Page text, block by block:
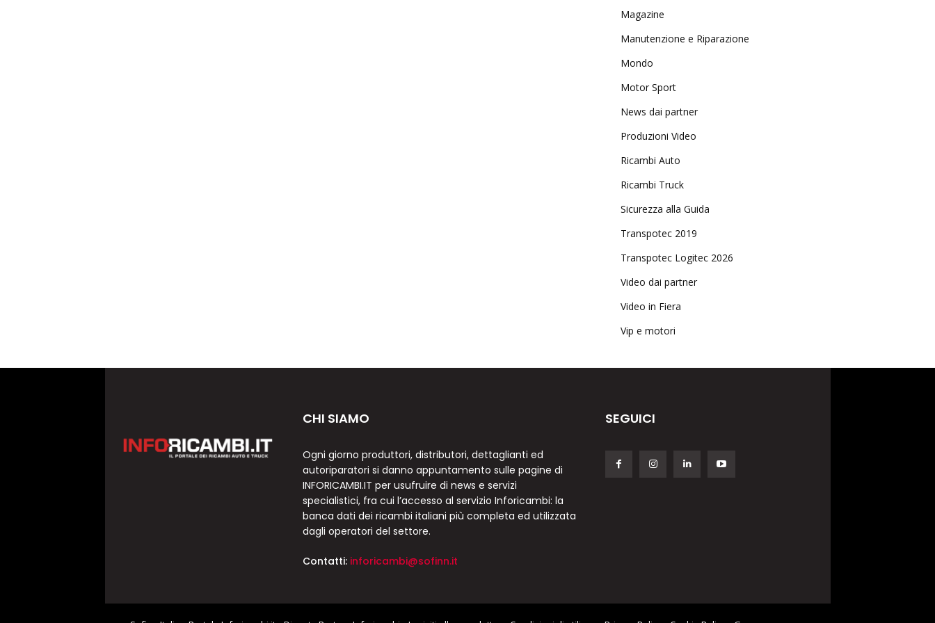
Magazine
Manutenzione e Riparazione
Mondo
Motor Sport
News dai partner
Produzioni Video
Ricambi Auto
Ricambi Truck
Sicurezza alla Guida
Transpotec 2019
Transpotec Logitec 2026
Video dai partner
Video in Fiera
Vip e motori
CHI SIAMO
Ogni giorno produttori, distributori, dettaglianti ed
autoriparatori si danno appuntamento sulle pagine di
INFORICAMBI.IT per usufruire di news e servizi
specialistici, fra cui l’accesso al servizio Inforicambi: la
banca dati dei ricambi italiani più completa ed utilizzata
dagli operatori del settore.
Contatti: inforicambi@sofinn.it
SEGUICI